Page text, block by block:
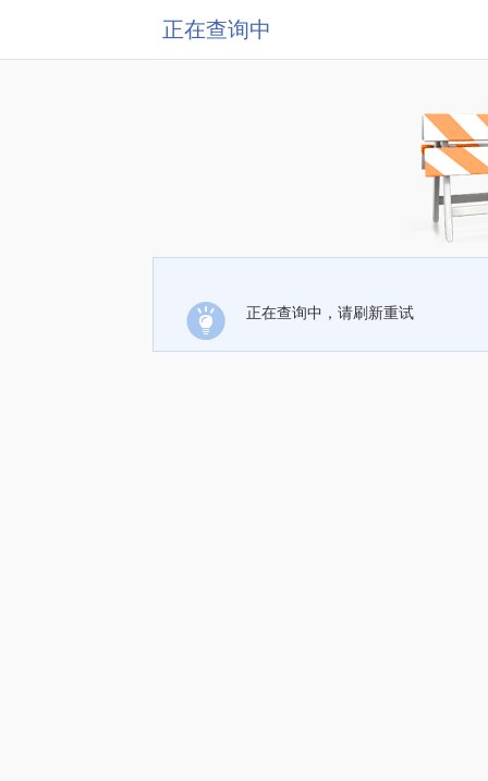
正在查询中
正在查询中，请刷新重试